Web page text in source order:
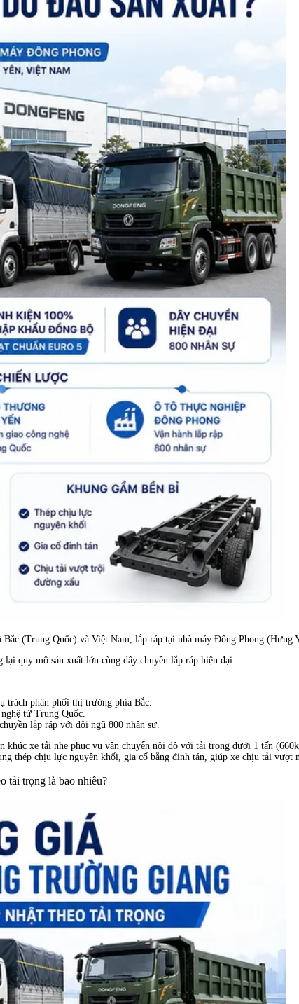
(Trung Quốc) và Việt Nam, lắp ráp tại nhà máy Đông Phong (Hưng
quy mô sản xuất lớn cùng dây chuyền lắp ráp hiện đại.
trách phân phối thị trường phía Bắc.
từ Trung Quốc.
lắp ráp với đội ngũ 800 nhân sự.
khúc xe tải nhẹ phục vụ vận chuyển nội đô với tải trọng dưới 1 tấn
thép chịu lực nguyên khối, gia cố bằng đinh tán, giúp xe chịu tải vượt
tải trọng là bao nhiêu?